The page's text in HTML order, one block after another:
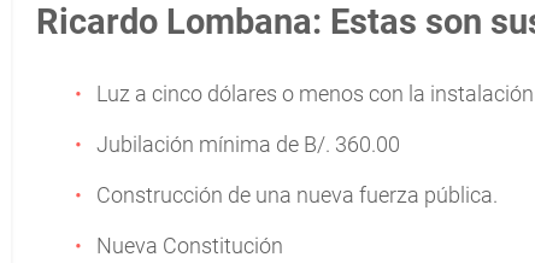
Ricardo Lombana: Estas son
Luz a cinco dólares o menos con la
Jubilación mínima de B/. 360.00
Construcción de una nueva fuerza pública.
Nueva Constitución